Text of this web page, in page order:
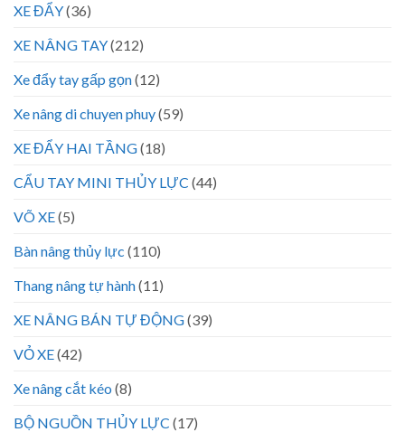
XE ĐẨY(36)
XE NÂNG TAY(212)
Xe đẩy tay gấp gọn(12)
Xe nâng di chuyen phuy(59)
XE ĐẨY HAI TẦNG(18)
CẨU TAY MINI THỦY LỰC (44)
VÕ XE(5)
Bàn nâng thủy lực (110)
Thang nâng tự hành(11)
XE NÂNG BÁN TỰ ĐỘNG(39)
VỎ XE(42)
Xe nâng cắt kéo (8)
BỘ NGUỒN THỦY LỰC (17)